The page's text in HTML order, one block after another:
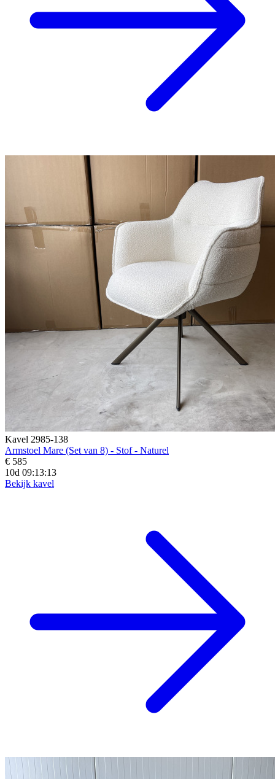
Kavel 2985-138
Armstoel Mare (Set van 8) - Stof - Naturel
€ 585
10d 09:13:12
Bekijk kavel